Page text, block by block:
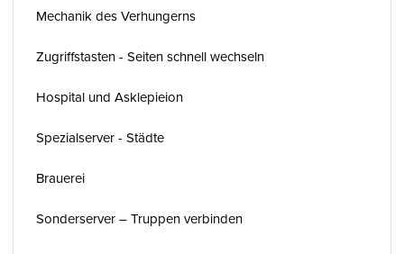
Mechanik des Verhungerns
Zugriffstasten - Seiten schnell wechseln
Hospital und Asklepieion
Spezialserver - Städte
Brauerei
Sonderserver – Truppen verbinden